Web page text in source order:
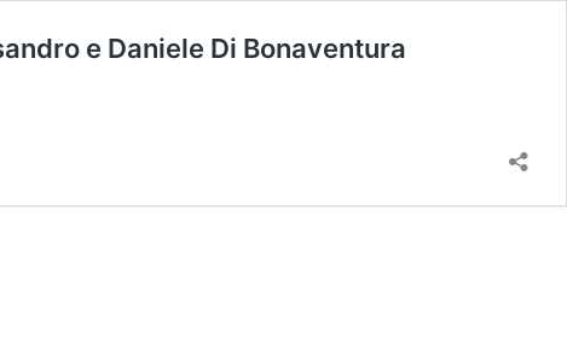
e Daniele Di Bonaventura